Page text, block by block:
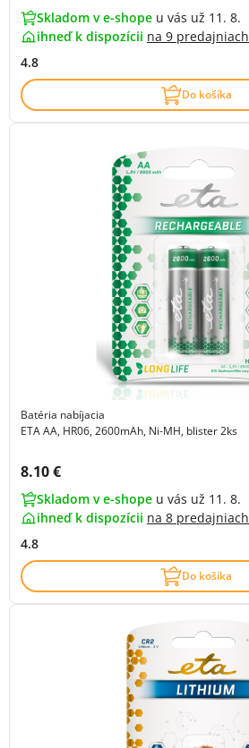
Skladom v e-shope u vás už 11. 8.
ihneď k dispozícii na 9 predajniach
4.8
Do košíka
Batéria nabíjacia
ETA AA, HR06, 2600mAh, Ni-MH, blister 2ks
Cena s DPH:
8.10 €
Skladom v e-shope u vás už 11. 8.
ihneď k dispozícii na 8 predajniach
4.8
Do košíka